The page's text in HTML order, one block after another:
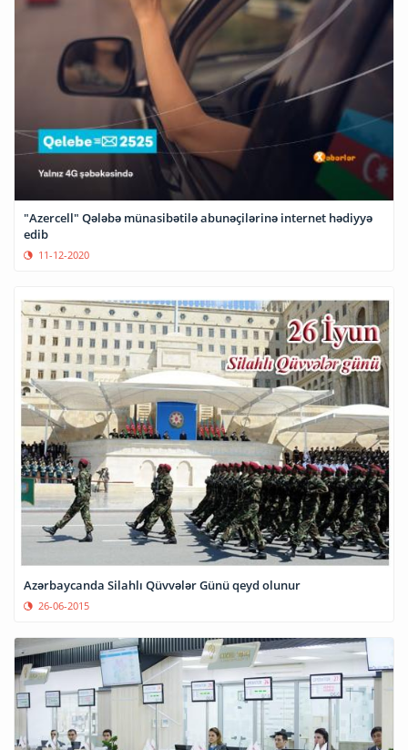
"Azercell" Qələbə münasibətilə abunəçilərinə internet hədiyyə
edib
11-12-2020
Azərbaycanda Silahlı Qüvvələr Günü qeyd olunur
26-06-2015